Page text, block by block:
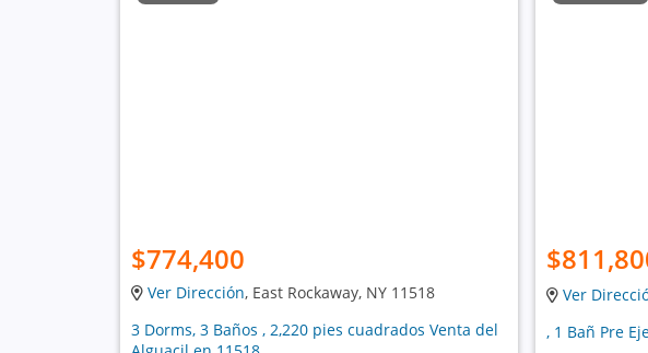
$774,400
Ver Dirección, East Rockaway, NY 11518
3 Dorms, 3 Baños , 2,220 pies cuadrados Venta del
Ver
, 1 Bañ Pre